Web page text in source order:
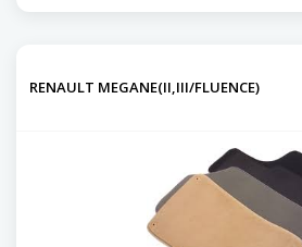
RENAULT MEGANE(II,III/FLUENCE)